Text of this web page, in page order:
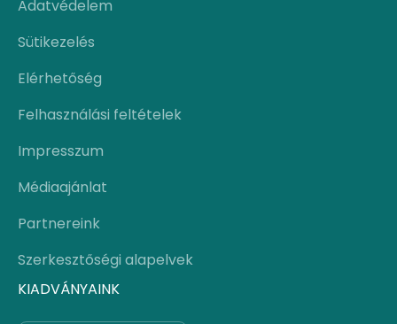
Adatvédelem
Sütikezelés
Elérhetőség
Felhasználási feltételek
Impresszum
Médiaajánlat
Partnereink
Szerkesztőségi alapelvek
KIADVÁNYAINK